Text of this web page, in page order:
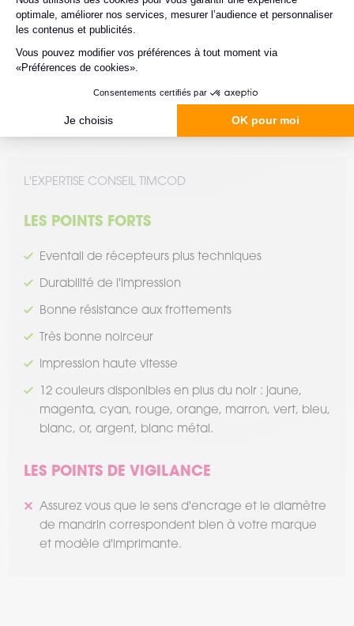
ERGONOMIE
Conditionnement
Eco-conception Option disponible
L'EXPERTISE CONSEIL TIMCOD
LES POINTS FORTS
Eventail de récepteurs plus techniques
Durabilité de l'impression
Bonne résistance aux frottements
Très bonne noirceur
Impression haute vitesse
12 couleurs disponibles en plus du noir : jaune,
magenta, cyan, rouge, orange, marron, vert, bleu,
blanc, or, argent, blanc métal.
LES POINTS DE VIGILANCE
Assurez vous que le sens d'encrage et le diamètre
de mandrin correspondent bien à votre marque
et modèle d'imprimante.